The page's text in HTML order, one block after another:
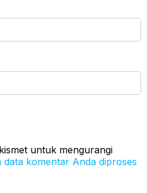
untuk mengurangi
data komentar Anda diproses